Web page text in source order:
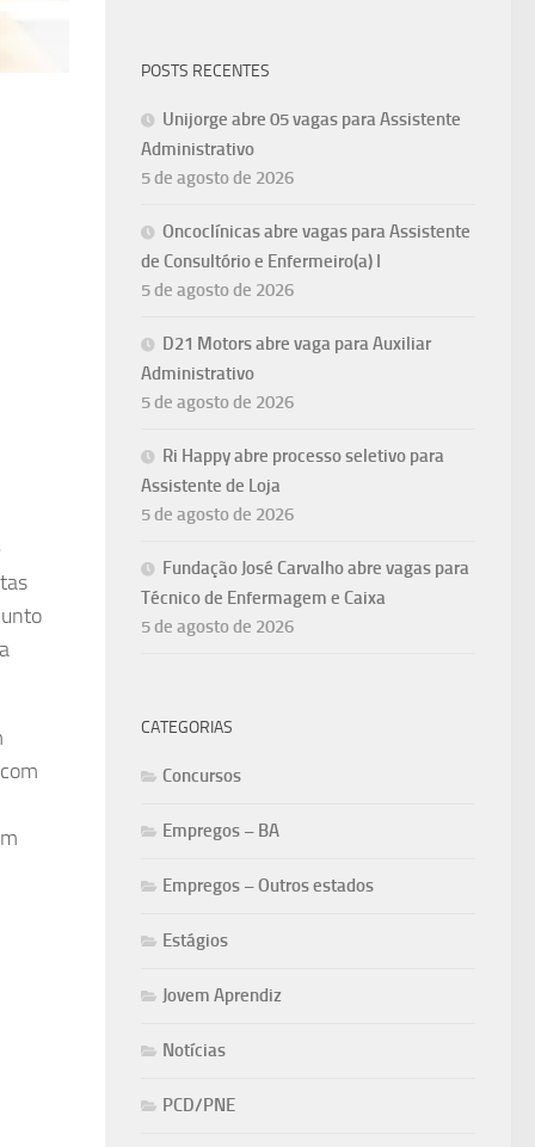
POSTS RECENTES
Unijorge abre 05 vagas para Assistente
Administrativo
5 de agosto de 2026
Oncoclínicas abre vagas para Assistente
de Consultório e Enfermeiro(a) I
5 de agosto de 2026
D21 Motors abre vaga para Auxiliar
Administrativo
5 de agosto de 2026
Ri Happy abre processo seletivo para
Assistente de Loja
5 de agosto de 2026
Fundação José Carvalho abre vagas para
Técnico de Enfermagem e Caixa
5 de agosto de 2026
CATEGORIAS
Concursos
Empregos – BA
Empregos – Outros estados
Estágios
Jovem Aprendiz
Notícias
PCD/PNE